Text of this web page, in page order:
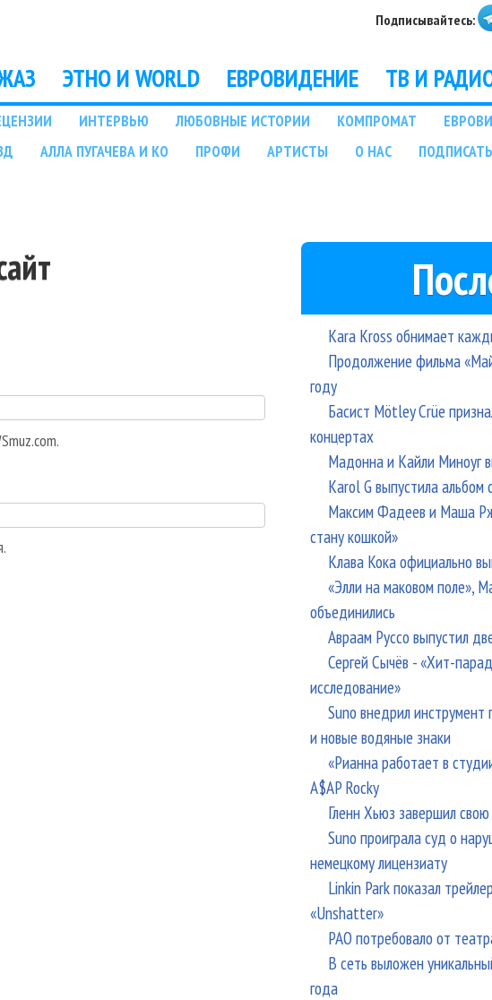
Подписывайтесь:
ЭТНО И WORLD ЕВРОВИДЕНИЕ ТВ И
ИНТЕРВЬЮ ЛЮБОВНЫЕ ИСТОРИИ КОМПРОМАТ
АЛЛА ПУГАЧЕВА И КО ПРОФИ АРТИСТЫ О НАС
Kara Kross обнимает
Продолжение фильма
году
Басист Mötley Crüe
концертах
Мадонна и Кайли Миноуг
Karol G выпустила
Максим Фадеев и Маша
стану кошкой»
Клава Кока официально
«Элли на маковом поле»,
объединились
Авраам Руссо выпустил
Сергей Сычёв - «Хит-
исследование»
Suno внедрил
и новые водяные знаки
«Рианна работает в
A$AP Rocky
Гленн Хьюз завершил
Suno проиграла суд о
немецкому лицензиату
Linkin Park показал
«Unshatter»
РАО потребовало от
В сеть выложен
года